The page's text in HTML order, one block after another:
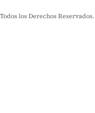
los Derechos